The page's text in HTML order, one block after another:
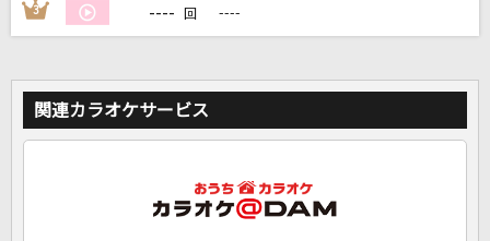
3 ---- 回 ----
関連カラオケサービス